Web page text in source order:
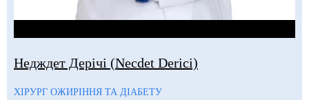
Недждет Дерічі (Necdet Derici)
ХІРУРГ ОЖИРІННЯ ТА ДІАБЕТУ